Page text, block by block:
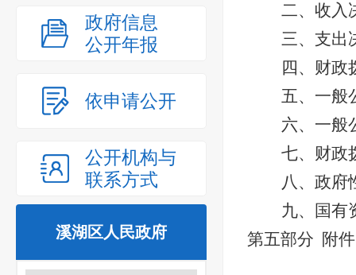
政府信息
公开年报
依申请公开
公开机构与
联系方式
溪湖区人民政府
二、收入
三、支出
四、 财政
五、一般
六、一般
七、财政
八、 政府
九、国有
第五部分 附件